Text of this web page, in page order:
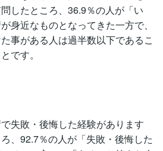
したところ、36.9％の人が「い
身近なものとなってきた一方で、
事がある人は過半数以下であるこ
です。
失敗・後悔した経験があります
、92.7％の人が「失敗・後悔した